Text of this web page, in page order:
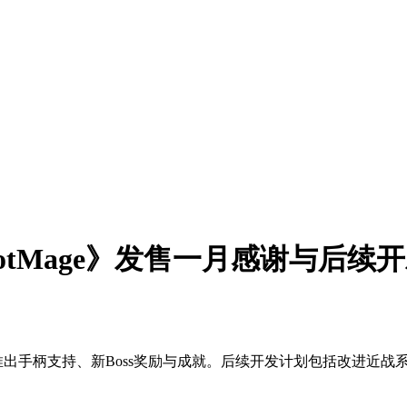
》发售一月感谢与后续
手柄支持、新Boss奖励与成就。后续开发计划包括改进近战